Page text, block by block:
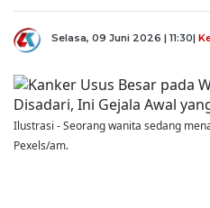
Selasa, 09 Juni 2026 | 11:30|
Ilustrasi - Seorang wanita sedang
Pexels/am.